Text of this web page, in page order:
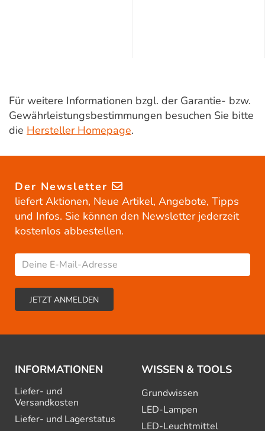
Für weitere Informationen bzgl. der Garantie- bzw.
Gewährleistungsbestimmungen besuchen Sie bitte
die Hersteller Homepage.
Der Newsletter
liefert Aktionen, Neue Artikel, Angebote, Tipps
und Infos. Sie können den Newsletter jederzeit
kostenlos abbestellen.
INFORMATIONEN
Liefer- und
Versandkosten
Liefer- und Lagerstatus
WISSEN & TOOLS
Grundwissen
LED-Lampen
LED-Leuchtmittel